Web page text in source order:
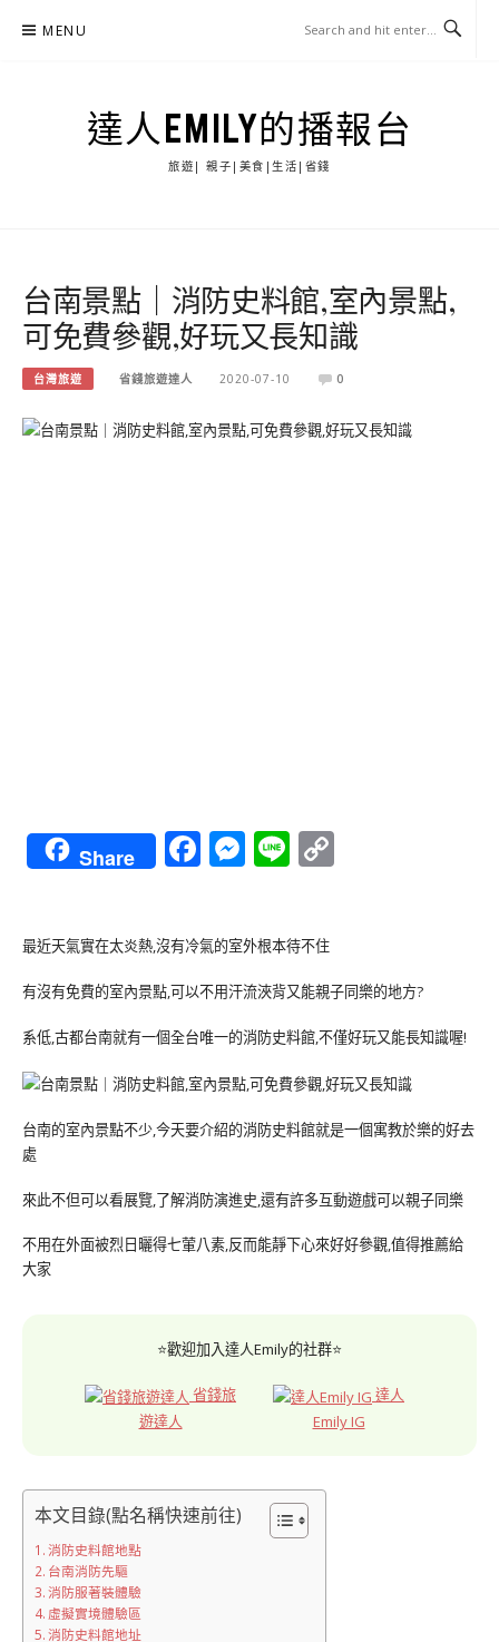
MENU
達人EMILY的播報台
旅遊| 親子|美食|生活|省錢
台南景點｜消防史料館,室內景點,
可免費參觀,好玩又長知識
台灣旅遊 省錢旅遊達人 2020-07-10 0
Share Facebook
Messenger
Line
最近天氣實在太炎熱,沒有冷氣的室外根本待不住
有沒有免費的室內景點,可以不用汗流浹背又能親子同樂的地方?
系低,古都台南就有一個全台唯一的消防史料館,不僅好玩又能長知識喔!
台南的室內景點不少,今天要介紹的消防史料館就是一個寓教於樂的好去
處
來此不但可以看展覽,了解消防演進史,還有許多互動遊戲可以親子同樂
不用在外面被烈日曬得七葷八素,反而能靜下心來好好參觀,值得推薦給
大家
⭐歡迎加入達人Emily的社群⭐
省錢旅
遊達人
達人
Emily IG
本文目錄(點名稱快速前往)
消防史料館地點
台南消防先驅
消防服著裝體驗
虛擬實境體驗區
消防史料館地址